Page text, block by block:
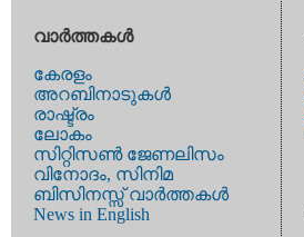
വാര്‍ത്തകള്‍
കേരളം
അറബിനാടുകള്‍
രാഷ്ട്രം
ലോകം
സിറ്റിസണ്‍ ജേണലിസം
വിനോദം, സിനിമ
ബിസിനസ്സ് വാര്‍ത്തകള്‍
News in English